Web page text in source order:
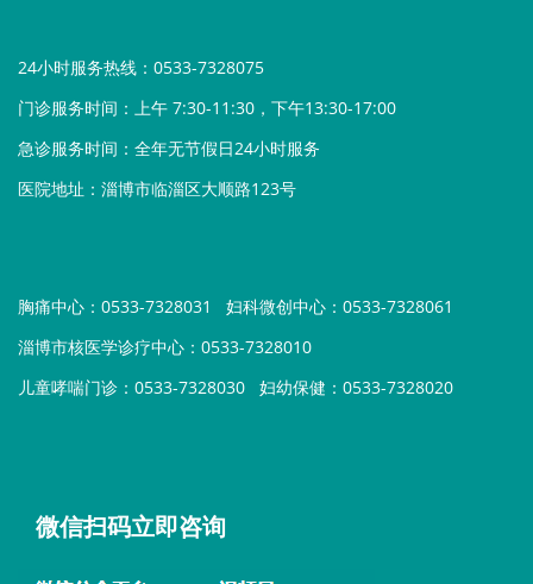
24小时服务热线：0533-7328075
门诊服务时间：上午 7:30-11:30，下午13:30-17:00
急诊服务时间：全年无节假日24小时服务
医院地址：淄博市临淄区大顺路123号
胸痛中心：0533-7328031
妇科微创中心：0533-7328061
淄博市核医学诊疗中心：0533-7328010
儿童哮喘门诊：0533-7328030
妇幼保健：0533-7328020
微信扫码立即咨询